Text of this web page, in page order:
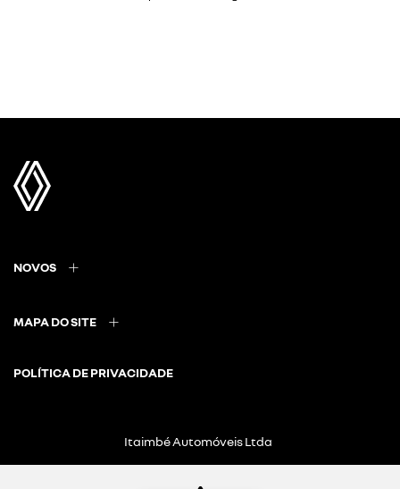
NOVOS
MAPA DO SITE
POLÍTICA DE PRIVACIDADE
Itaimbé Automóveis Ltda